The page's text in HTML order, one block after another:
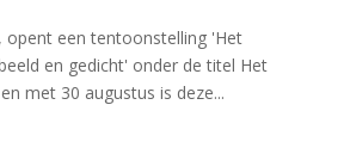
opent een tentoonstelling 'Het
en gedicht' onder de titel Het
met 30 augustus is deze...